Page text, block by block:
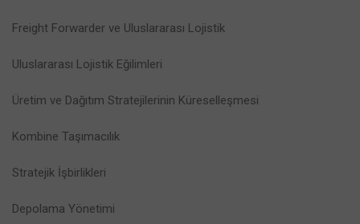
Freight Forwarder ve Uluslararası Lojistik
Uluslararası Lojistik Eğilimleri
Üretim ve Dağıtım Stratejilerinin Küreselleşmesi
Kombine Taşımacılık
Stratejik İşbirlikleri
Depolama Yönetimi